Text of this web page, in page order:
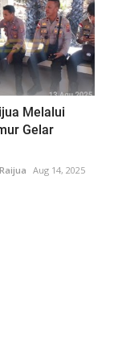
Melalui
Gelar
Aug 14, 2025